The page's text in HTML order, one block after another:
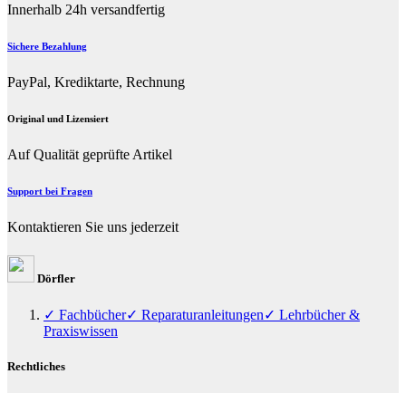
Innerhalb 24h versandfertig
Sichere Bezahlung
PayPal, Krediktarte, Rechnung
Original und Lizensiert
Auf Qualität geprüfte Artikel
Support bei Fragen
Kontaktieren Sie uns jederzeit
Dörfler
✓ Fachbücher✓ Reparaturanleitungen✓ Lehrbücher &
Praxiswissen
Rechtliches